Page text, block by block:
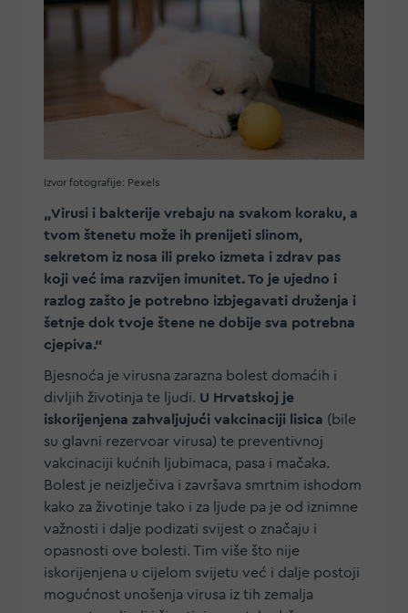
Izvor fotografije: Pexels
„Virusi i bakterije vrebaju na svakom koraku, a
tvom štenetu može ih prenijeti slinom,
sekretom iz nosa ili preko izmeta i zdrav pas
koji već ima razvijen imunitet. To je ujedno i
razlog zašto je potrebno izbjegavati druženja i
šetnje dok tvoje štene ne dobije sva potrebna
cjepiva.“
Bjesnoća je virusna zarazna bolest domaćih i
divljih životinja te ljudi. U Hrvatskoj je
iskorijenjena zahvaljujući vakcinaciji lisica (bile
su glavni rezervoar virusa) te preventivnoj
vakcinaciji kućnih ljubimaca, pasa i mačaka.
Bolest je neizlječiva i završava smrtnim ishodom
kako za životinje tako i za ljude pa je od iznimne
važnosti i dalje podizati svijest o značaju i
opasnosti ove bolesti. Tim više što nije
iskorijenjena u cijelom svijetu već i dalje postoji
mogućnost unošenja virusa iz tih zemalja